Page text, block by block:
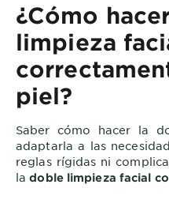
¿Cómo
limpieza
piel?
Saber cómo hacer la
adaptarla a las
reglas rígidas ni
ladoble limpieza facial